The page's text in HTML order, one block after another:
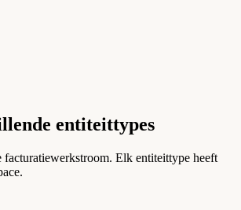
entiteittypes
facturatiewerkstroom. Elk entiteittype heeft